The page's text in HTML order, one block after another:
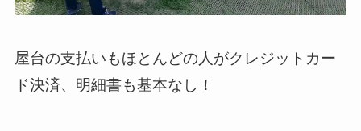
屋台の支払いもほとんどの人がクレジットカー
ド決済、明細書も基本なし！